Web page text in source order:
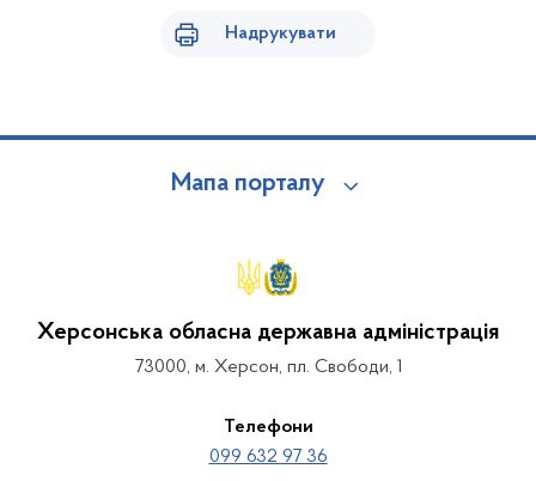
Надрукувати
Мапа порталу
Херсонська обласна державна адміністрація
73000, м. Херсон, пл. Свободи, 1
Телефони
099 632 97 36